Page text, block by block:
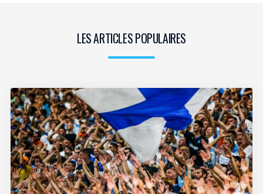
LES ARTICLES POPULAIRES